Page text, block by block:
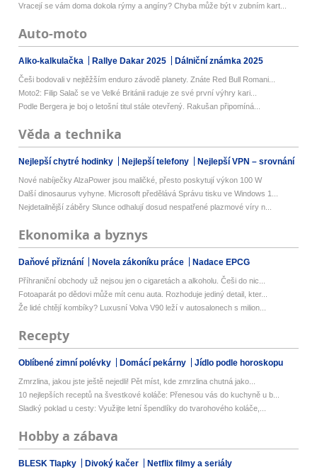
Vracejí se vám doma dokola rýmy a angíny? Chyba může být v zubním kart...
Auto-moto
Alko-kalkulačka Rallye Dakar 2025 Dálniční známka 2025
Češi bodovali v nejtěžším enduro závodě planety. Znáte Red Bull Romani...
Moto2: Filip Salač se ve Velké Británii raduje ze své první výhry kari...
Podle Bergera je boj o letošní titul stále otevřený. Rakušan připomíná...
Věda a technika
Nejlepší chytré hodinky Nejlepší telefony Nejlepší VPN – srovnání
Nové nabíječky AlzaPower jsou maličké, přesto poskytují výkon 100 W
Další dinosaurus vyhyne. Microsoft předělává Správu tisku ve Windows 1...
Nejdetailnější záběry Slunce odhalují dosud nespatřené plazmové víry n...
Ekonomika a byznys
Daňové přiznání Novela zákoníku práce Nadace EPCG
Příhraniční obchody už nejsou jen o cigaretách a alkoholu. Češi do nic...
Fotoaparát po dědovi může mít cenu auta. Rozhoduje jediný detail, kter...
Že lidé chtějí kombíky? Luxusní Volva V90 leží v autosalonech s milion...
Recepty
Oblíbené zimní polévky Domácí pekárny Jídlo podle horoskopu
Zmrzlina, jakou jste ještě nejedli! Pět míst, kde zmrzlina chutná jako...
10 nejlepších receptů na švestkové koláče: Přenesou vás do kuchyně u b...
Sladký poklad u cesty: Využijte letní špendlíky do tvarohového koláče,...
Hobby a zábava
BLESK Tlapky Divoký kačer Netflix filmy a seriály